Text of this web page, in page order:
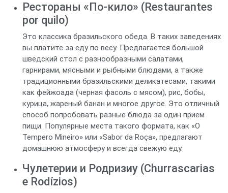
Рестораны «По-кило» (Restaurantes
por quilo)
Это классика бразильского обеда. В таких заведениях
вы платите за еду по весу. Предлагается большой
шведский стол с разнообразными салатами,
гарнирами, мясными и рыбными блюдами, а также
традиционными бразильскими деликатесами, такими
как фейжоада (черная фасоль с мясом), рис, бобы,
курица, жареный банан и многое другое. Это отличный
способ попробовать разные блюда за один прием
пищи. Популярные места такого формата, как «O
Tempero Mineiro» или «Sabor da Roça», предлагают
домашнюю атмосферу и всегда свежую еду.
Чулетерии и Родризиу (Churrascarias
e Rodízios)